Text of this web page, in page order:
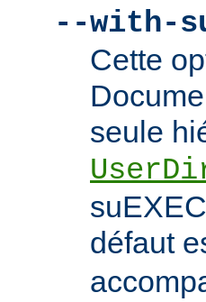
--with-
Cette
seule
défaut